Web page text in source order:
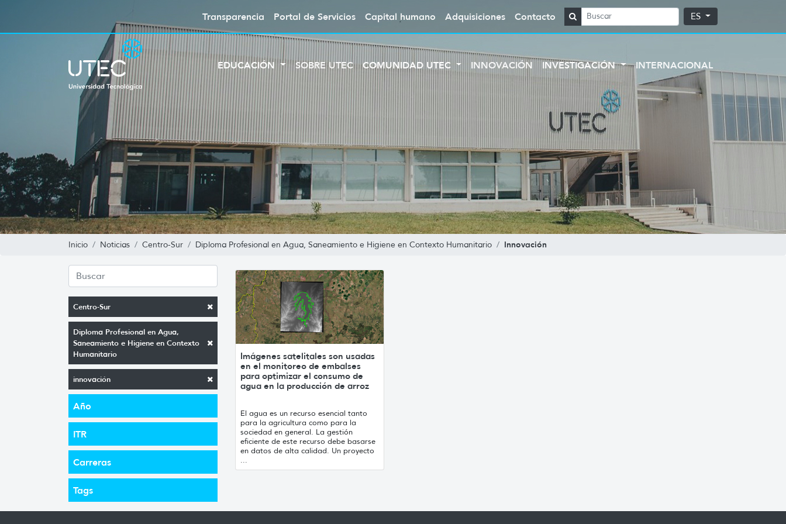
Transparencia Portal de Servicios Capital humano Adquisiciones Contacto ES
EDUCACIÓN SOBRE UTEC COMUNIDAD UTEC INNOVACIÓN INVESTIGACIÓN INTERNACIONAL
Inicio Noticias Centro-Sur Diploma Profesional en Agua, Saneamiento e Higiene en Contexto Humanitario Innovación
Centro-Sur
Diploma Profesional en Agua,
Saneamiento e Higiene en Contexto
Humanitario
innovación
Año
ITR
Carreras
Tags
Imágenes satelitales son usadas
en el monitoreo de embalses
para optimizar el consumo de
agua en la producción de arroz
El agua es un recurso esencial tanto
para la agricultura como para la
sociedad en general. La gestión
eficiente de este recurso debe basarse
en datos de alta calidad. Un proyecto
...